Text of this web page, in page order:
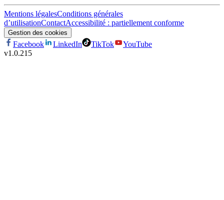
Mentions légalesConditions générales
d’utilisationContactAccessibilité : partiellement conforme
Gestion des cookies
Facebook LinkedIn TikTok
YouTube
v1.0.215